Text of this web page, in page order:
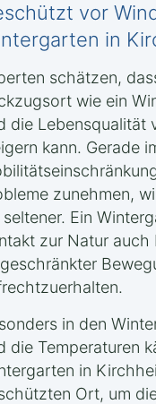
vor
in
schätzen,
wie ein
die Lebensqualität
kann. Gerade
zunehmen,
Ein
zur Natur
in den
die Temperaturen
in
Ort, um